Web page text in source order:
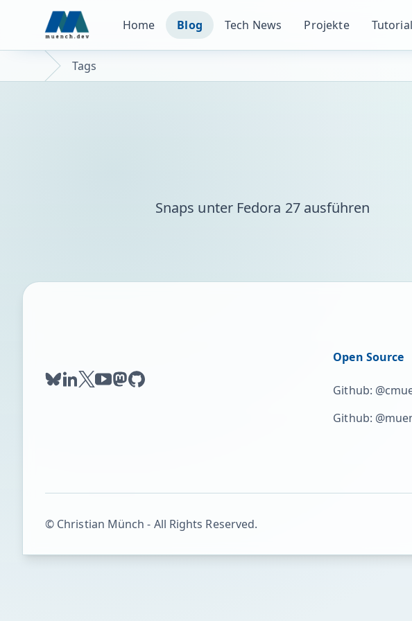
Home Blog Tech News Projekte
Tags
Snaps unter Fedora 27 ausführen
bluesky
linkedin
twitter
youtube
mastodon
github
Open Source
Github:
Github:
© Christian Münch - All Rights Reserved.